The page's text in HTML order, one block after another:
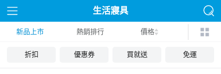
生活寢具
新品上市 熱銷排行 價格
折扣 優惠券 買就送 免運